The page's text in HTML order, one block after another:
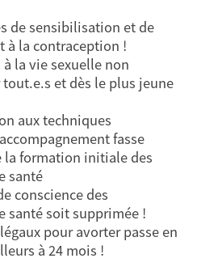
de sensibilisation et de
à la contraception !
la vie sexuelle non
et dès le plus jeune
aux techniques
fasse
la formation initiale des
santé
conscience des
santé soit supprimée !
pour avorter passe en
à 24 mois !